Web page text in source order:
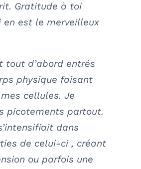
Gratitude à toi
en est le merveilleux
tout d’abord entrés
physique faisant
cellules. Je
picotements partout.
dans
de celui-ci , créant
ou parfois une